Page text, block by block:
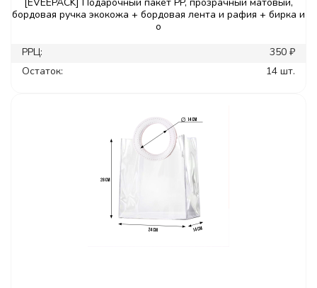
бордовая ручка экокожа + бордовая лента и рафия + бирка и
о
РРЦ:
350 ₽
Остаток:
14 шт.